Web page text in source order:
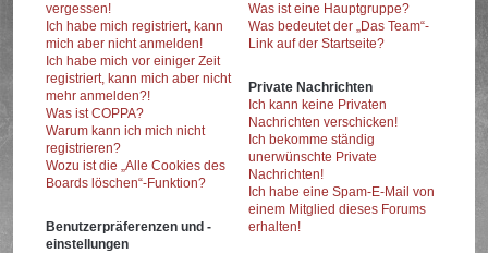
vergessen!
Ich habe mich registriert, kann
mich aber nicht anmelden!
Ich habe mich vor einiger Zeit
registriert, kann mich aber nicht
mehr anmelden?!
Was ist COPPA?
Warum kann ich mich nicht
registrieren?
Wozu ist die „Alle Cookies des
Boards löschen“-Funktion?
Benutzerpräferenzen und -
einstellungen
Was ist eine Hauptgruppe?
Was bedeutet der „Das Team“-
Link auf der Startseite?
Private Nachrichten
Ich kann keine Privaten
Nachrichten verschicken!
Ich bekomme ständig
unerwünschte Private
Nachrichten!
Ich habe eine Spam-E-Mail von
einem Mitglied dieses Forums
erhalten!